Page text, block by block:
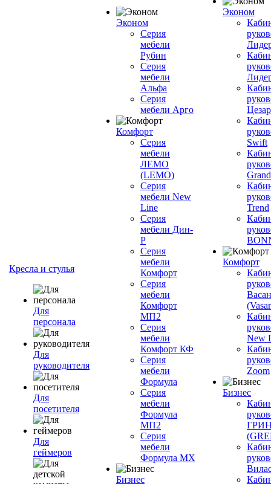
Кресла и стулья
Для
персонала
Для
руководителя
Для
посетителя
Для
геймеров
Эконом
Серия
мебели
Рубин
Серия
мебели
Альфа
Серия
мебели Арго
Комфорт
Серия
мебели
ЛЕМО
(LEMO)
Серия
мебели New
Line
Серия
мебели Дин-
Р
Серия
мебели
Комфорт
Серия
мебели
Комфорт
МП2
Серия
мебели
Комфорт КФ
Серия
мебели
Формула
Серия
мебели
Формула
МП2
Серия
мебели
Формула МХ
Бизнес
Эконом
Swift
Grand
Trend
Комфорт
New
Zoom
Бизнес